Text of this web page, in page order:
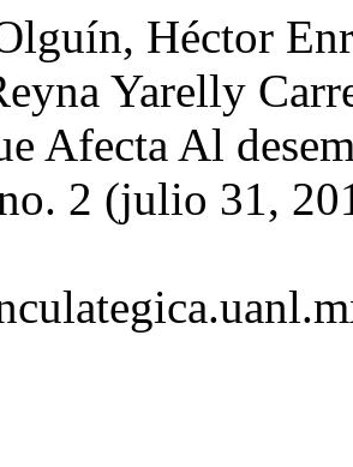
Héctor
Yarelly
Afecta Al
2 (julio 31,